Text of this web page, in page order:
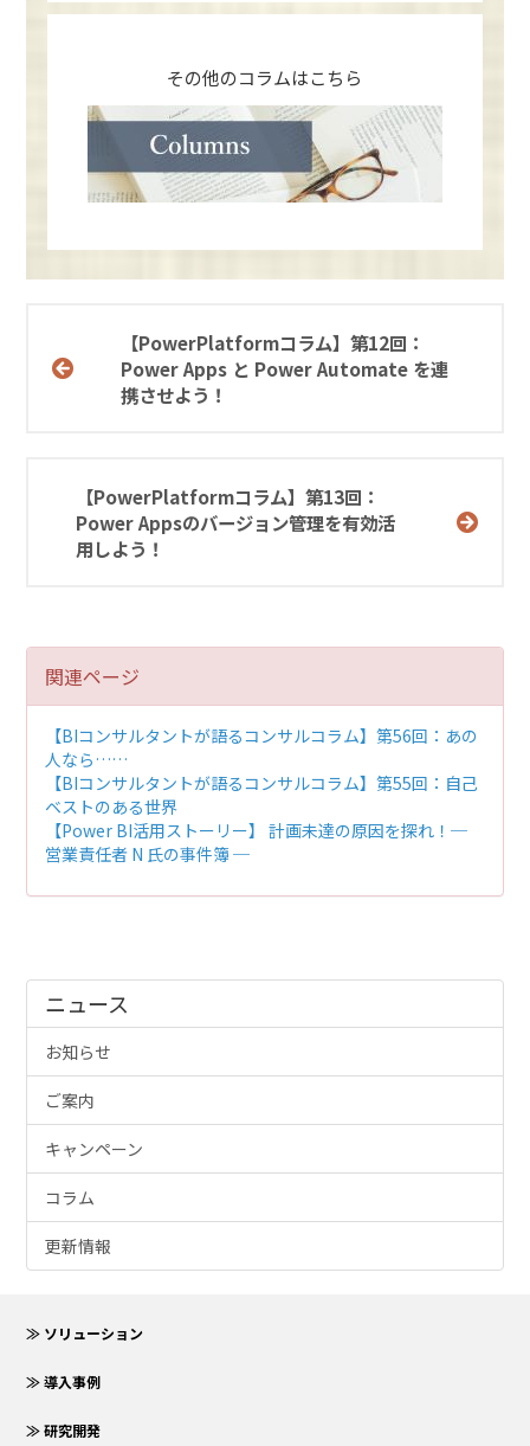
その他のコラムはこちら
【PowerPlatformコラム】第12回：
Power Apps と Power Automate を連
携させよう！
【PowerPlatformコラム】第13回：
Power Appsのバージョン管理を有効活
用しよう！
関連ページ
【BIコンサルタントが語るコンサルコラム】第56回：あの
人なら……
【BIコンサルタントが語るコンサルコラム】第55回：自己
ベストのある世界
【Power BI活用ストーリー】 計画未達の原因を探れ！─
営業責任者 N 氏の事件簿 ─
ニュース
お知らせ
ご案内
キャンペーン
コラム
更新情報
≫ ソリューション
≫ 導入事例
≫ 研究開発